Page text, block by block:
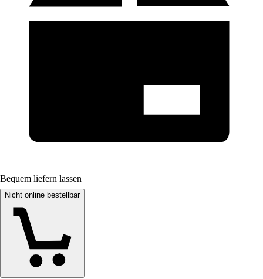
Bequem liefern lassen
Nicht online bestellbar